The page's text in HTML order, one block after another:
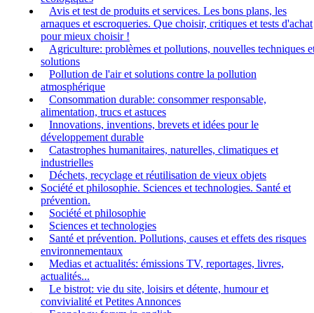
Avis et test de produits et services. Les bons plans, les
arnaques et escroqueries. Que choisir, critiques et tests d'achat
pour mieux choisir !
Agriculture: problèmes et pollutions, nouvelles techniques
solutions
Pollution de l'air et solutions contre la pollution
atmosphérique
Consommation durable: consommer responsable,
alimentation, trucs et astuces
Innovations, inventions, brevets et idées pour le
développement durable
Catastrophes humanitaires, naturelles, climatiques et
industrielles
Déchets, recyclage et réutilisation de vieux objets
Société et philosophie. Sciences et technologies. Santé et
prévention.
Société et philosophie
Sciences et technologies
Santé et prévention. Pollutions, causes et effets des risques
environnementaux
Medias et actualités: émissions TV, reportages, livres,
actualités...
Le bistrot: vie du site, loisirs et détente, humour et
convivialité et Petites Annonces